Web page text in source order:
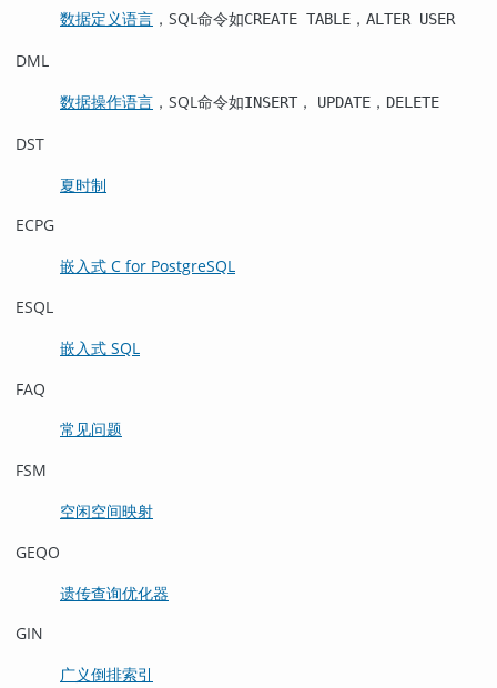
数据定义语言 ，SQL命令如CREATE TABLE ， ALTER USER
DML
数据操作语言 ，SQL命令如INSERT ， UPDATE ， DELETE
DST
夏时制
ECPG
嵌入式 C for PostgreSQL
ESQL
嵌入式 SQL
FAQ
常见问题
FSM
空闲空间映射
GEQO
遗传查询优化器
GIN
广义倒排索引